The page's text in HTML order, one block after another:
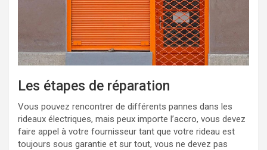
Les étapes de réparation
Vous pouvez rencontrer de différents pannes dans les
rideaux électriques, mais peux importe l’accro, vous devez
faire appel à votre fournisseur tant que votre rideau est
toujours sous garantie et sur tout, vous ne devez pas